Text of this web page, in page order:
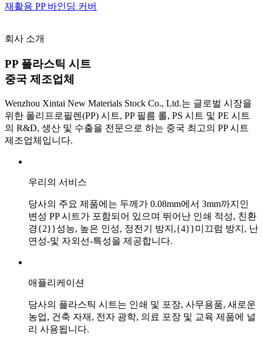
재활용 PP 바인딩 커버
회사 소개
PP 플라스틱 시트
중국 제조업체
Wenzhou Xintai New Materials Stock Co., Ltd.는 글로벌 시장을
위한 폴리프로필렌(PP) 시트, PP 필름 롤, PS 시트 및 PE 시트
의 R&D, 생산 및 수출을 전문으로 하는 중국 최고의 PP 시트
제조업체입니다.
우리의 서비스
당사의 주요 제품에는 두께가 0.08mm에서 3mm까지인
변성 PP 시트가 포함되어 있으며 뛰어난 인쇄 적성, 친환
경{2}}성능, 높은 인성, 정전기 방지,{4}}미끄럼 방지, 난
연성-및 자외선-특성을 제공합니다.
애플리케이션
당사의 플라스틱 시트는 인쇄 및 포장, 사무용품, 새로운
농업, 건축 자재, 전자 광학, 의료 포장 및 교육 제품에 널
리 사용됩니다.